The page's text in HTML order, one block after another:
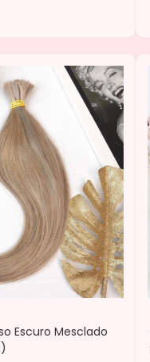
Escuro Mesclado